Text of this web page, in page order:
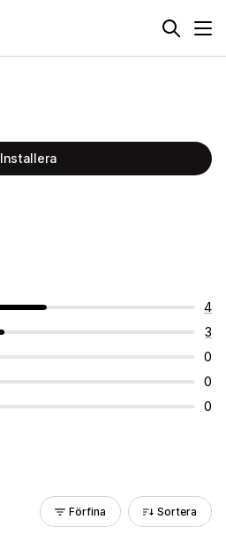
Installera
4
3
0
0
0
Förfina Sortera